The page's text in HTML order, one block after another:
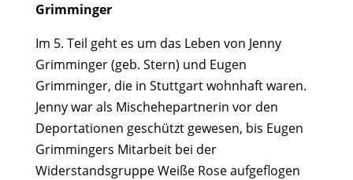
Grimminger
Im 5. Teil geht es um das Leben von Jenny
Grimminger (geb. Stern) und Eugen
Grimminger, die in Stuttgart wohnhaft waren.
Jenny war als Mischehepartnerin vor den
Deportationen geschützt gewesen, bis Eugen
Grimmingers Mitarbeit bei der
Widerstandsgruppe Weiße Rose aufgeflogen